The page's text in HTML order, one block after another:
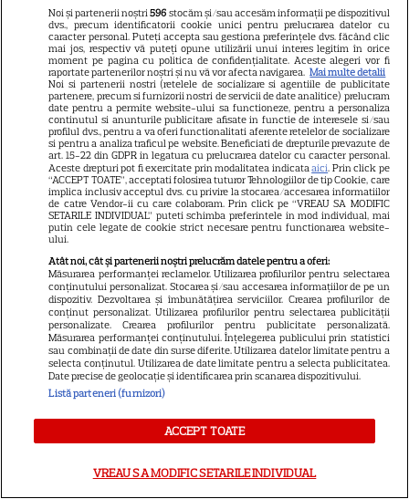
10
împlinită după 10 ani
11
VEDETE ROMÂNEŞTI
Ioana Blaj și Monica
Bîrlădeanu, vacanță împreună
în Grecia. Imaginile de pe barcă
au atras toate privirile
9
VEDETE ROMÂNEŞTI
Irina Fodor, primul mesaj după
repartizarea fiicei la liceu:
„Libertate, frate!”. Unde pleacă
în vacanță
VEDETE STRĂINE
Suri Cruise nu mai folosește
numele lui Tom Cruise.
Alegerea făcută în onoarea lui
Katie Holmes
Noi și partenerii noștri596 stocăm și/sau accesăm informații pe dispozitivul
dvs., precum identificatorii cookie unici pentru prelucrarea datelor cu
caracter personal. Puteți accepta sau gestiona preferințele dvs. făcând clic
mai jos, respectiv vă puteți opune utilizării unui interes legitim în orice
moment pe pagina cu politica de confidențialitate. Aceste alegeri vor fi
raportate partenerilor noștri și nu vă vor afecta navigarea. Mai multe detalii
Noi si partenerii nostri (retelele de socializare si agentiile de publicitate
partenere, precum si furnizorii nostri de servicii de date analitice) prelucram
date pentru a permite website-ului sa functioneze, pentru a personaliza
continutul si anunturile publicitare afisate in functie de interesele si/sau
profilul dvs., pentru a va oferi functionalitati aferente retelelor de socializare
si pentru a analiza traficul pe website. Beneficiati de drepturile prevazute de
art. 15-22 din GDPR in legatura cu prelucrarea datelor cu caracter personal.
Aceste drepturi pot fi exercitate prin modalitatea indicataaici. Prin click pe
“ACCEPT TOATE”, acceptati folosirea tuturor Tehnologiilor de tip Cookie, care
implica inclusiv acceptul dvs. cu privire la stocarea/accesarea informatiilor
de catre Vendor-ii cu care colaboram. Prin click pe “VREAU SA MODIFIC
SETARILE INDIVIDUAL” puteti schimba preferintele in mod individual, mai
putin cele legate de cookie strict necesare pentru functionarea website-
ului.
Atât noi, cât și partenerii noștri prelucrăm datele pentru a oferi:
Măsurarea performanței reclamelor. Utilizarea profilurilor pentru selectarea
conținutului personalizat. Stocarea și/sau accesarea informațiilor de pe un
dispozitiv. Dezvoltarea și îmbunătățirea serviciilor. Crearea profilurilor de
conținut personalizat. Utilizarea profilurilor pentru selectarea publicității
personalizate. Crearea profilurilor pentru publicitate personalizată.
Măsurarea performanței conținutului. Înțelegerea publicului prin statistici
sau combinații de date din surse diferite. Utilizarea datelor limitate pentru a
selecta conținutul. Utilizarea de date limitate pentru a selecta publicitatea.
Date precise de geolocație și identificarea prin scanarea dispozitivului.
Listă parteneri (furnizori)
ACCEPT TOATE
VREAU SA MODIFIC SETARILE INDIVIDUAL